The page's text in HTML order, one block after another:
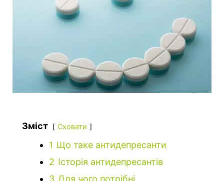
Зміст Сховати
1 Що таке антидепресанти
2 Історія антидепресантів
3 Для чого потрібні